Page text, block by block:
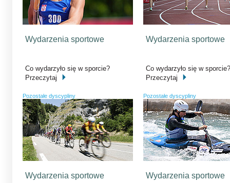
Wydarzenia sportowe
Co wydarzyło się w sporcie?
Przeczytaj
Wydarzenia sportowe
Co wydarzyło się w sporcie?
Przeczytaj
Pozostałe dyscypliny
Wydarzenia sportowe
Pozostałe dyscypliny
Wydarzenia sportowe